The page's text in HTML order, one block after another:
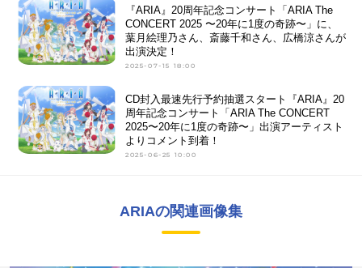
『ARIA』20周年記念コンサート「ARIA The
CONCERT 2025 〜20年に1度の奇跡〜」に、
葉月絵理乃さん、斎藤千和さん、広橋涼さんが
出演決定！
2025-07-15 18:00
CD封入最速先行予約抽選スタート『ARIA』20
周年記念コンサート「ARIA The CONCERT
2025〜20年に1度の奇跡〜」出演アーティスト
よりコメント到着！
2025-06-25 10:00
ARIAの関連画像集